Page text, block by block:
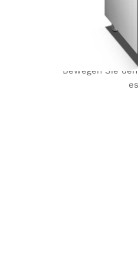
Bewegen Sie